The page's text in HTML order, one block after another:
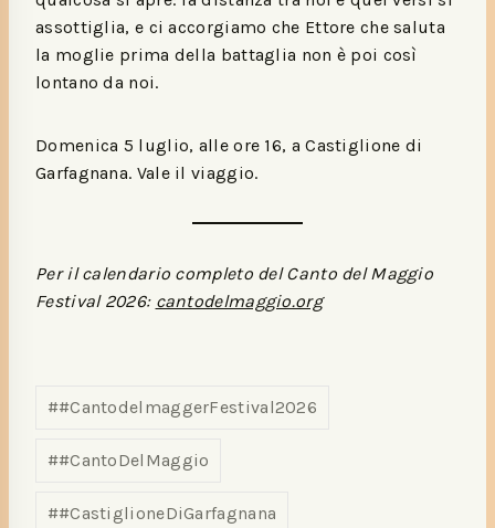
assottiglia, e ci accorgiamo che Ettore che saluta
la moglie prima della battaglia non è poi così
lontano da noi.
Domenica 5 luglio, alle ore 16, a Castiglione di
Garfagnana. Vale il viaggio.
Per il calendario completo del Canto del Maggio
Festival 2026: cantodelmaggio.org
##CantodelmaggerFestival2026
##CantoDelMaggio
##CastiglioneDiGarfagnana